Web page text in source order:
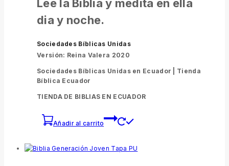
Lee la Biblia y medita en ella
dia y noche.
Sociedades Bíblicas Unidas
Versión: Reina Valera 2020
Sociedades Bíblicas Unidas en Ecuador | Tienda
Bíblica Ecuador
TIENDA DE BIBLIAS EN ECUADOR
Añadir al carrito